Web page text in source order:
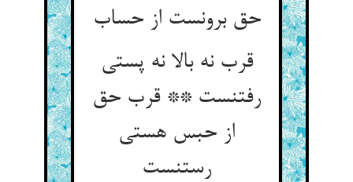
حق برونست از حساب
قرب نه بالا نه پستی
رفتنست ** قرب حق
از حبس هستی
رستنست